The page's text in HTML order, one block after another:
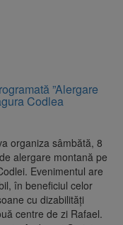
a
și
în
de
țara,
”Alergare
Codlea
organiza sâmbătă, 8
alergare montană pe
Evenimentul are
în beneficiul celor
cu dizabilități
centre de zi Rafael.